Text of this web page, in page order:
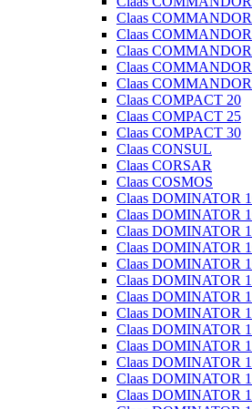
Claas
Claas COMMANDOR
Claas
Claas
Claas
Claas COMPACT 20
Claas COMPACT 25
Claas COMPACT 30
Claas CONSUL
Claas CORSAR
Claas COSMOS
Claas DOMINATOR
Claas DOMINATOR
Claas DOMINATOR
Claas DOMINATOR
Claas DOMINATOR
Claas DOMINATOR
Claas DOMINATOR
Claas DOMINATOR
Claas DOMINATOR
Claas DOMINATOR
Claas DOMINATOR
Claas DOMINATOR
Claas DOMINATOR